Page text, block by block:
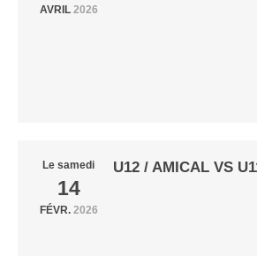
AVRIL 2026
Le samedi
14
FÉVR. 2026
U12 / AMICAL VS